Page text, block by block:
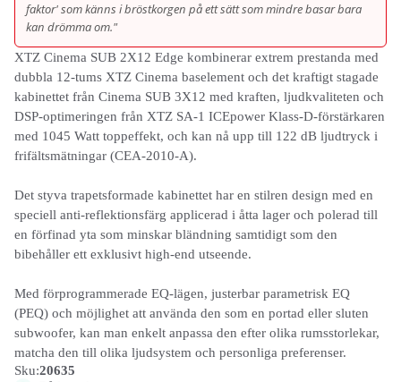
faktor' som känns i bröstkorgen på ett sätt som mindre basar bara
kan drömma om."
XTZ Cinema SUB 2X12 Edge kombinerar extrem prestanda med
dubbla 12-tums XTZ Cinema baselement och det kraftigt stagade
kabinettet från Cinema SUB 3X12 med kraften, ljudkvaliteten och
DSP-optimeringen från XTZ SA-1 ICEpower Klass-D-förstärkaren
med 1045 Watt toppeffekt, och kan nå upp till 122 dB ljudtryck i
frifältsmätningar (CEA-2010-A).
Det styva trapetsformade kabinettet har en stilren design med en
speciell anti-reflektionsfärg applicerad i åtta lager och polerad till
en förfinad yta som minskar bländning samtidigt som den
bibehåller ett exklusivt high-end utseende.
Med förprogrammerade EQ-lägen, justerbar parametrisk EQ
(PEQ) och möjlighet att använda den som en portad eller sluten
subwoofer, kan man enkelt anpassa den efter olika rumsstorlekar,
matcha den till olika ljudsystem och personliga preferenser.
Sku:20635